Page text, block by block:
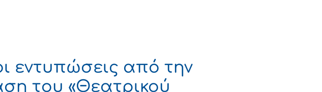
εντυπώσεις από την
του «Θεατρικού